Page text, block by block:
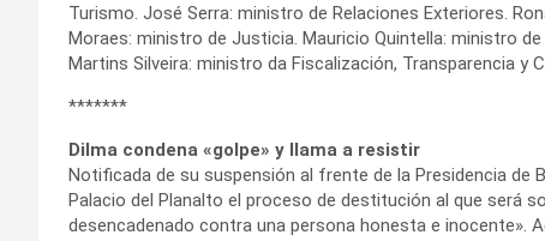
Turismo. José Serra: ministro de Relaciones Exteriores.
Moraes: ministro de Justicia. Mauricio Quintella: ministro
Martins Silveira: ministro da Fiscalización, Transparencia y
*******
Dilma condena «golpe» y llama a resistir
Notificada de su suspensión al frente de la Presidencia de
Palacio del Planalto el proceso de destitución al que será
desencadenado contra una persona honesta e inocente».